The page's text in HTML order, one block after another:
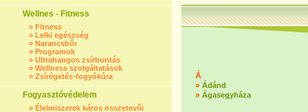
Wellnes - Fitness
» Fitness
» Lelki egészség
» Narancsbőr
» Programok
» Ultrahangos zsírbontás
» Wellness szolgáltatások
» Zsírégetés-fogyókúra
Fogyasztóvédelem
» Élelmiszerek káros összetevői
Á
» Ádánd
» Ágasegyháza